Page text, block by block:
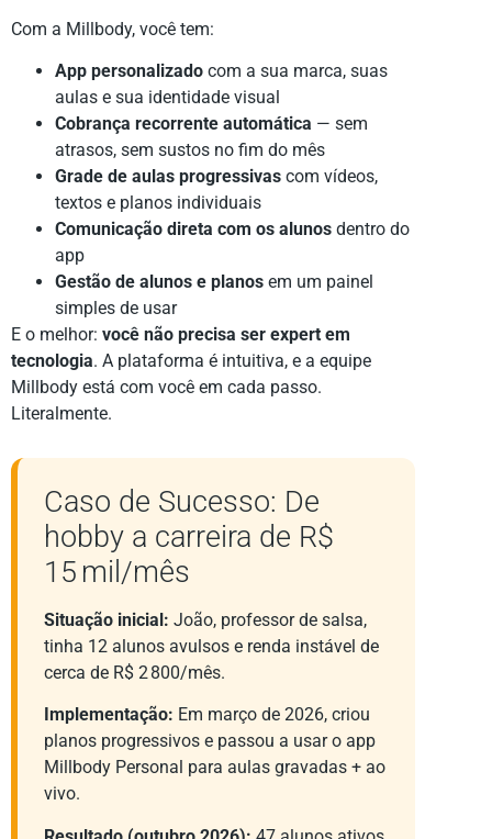
Com a Millbody, você tem:
App personalizado com a sua marca, suas
aulas e sua identidade visual
Cobrança recorrente automática — sem
atrasos, sem sustos no fim do mês
Grade de aulas progressivas com vídeos,
textos e planos individuais
Comunicação direta com os alunos dentro do
app
Gestão de alunos e planos em um painel
simples de usar
E o melhor: você não precisa ser expert em
tecnologia. A plataforma é intuitiva, e a equipe
Millbody está com você em cada passo.
Literalmente.
Caso de Sucesso: De
hobby a carreira de R$
15 mil/mês
Situação inicial: João, professor de salsa,
tinha 12 alunos avulsos e renda instável de
cerca de R$ 2 800/mês.
Implementação: Em março de 2026, criou
planos progressivos e passou a usar o app
Millbody Personal para aulas gravadas + ao
vivo.